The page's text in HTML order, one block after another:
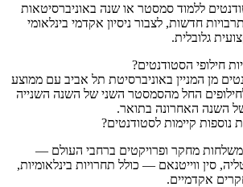
ללמוד סמסטר או שנה באוניברסיטאות
חדשות, לצבור ניסיון אקדמי בינלאומי
גלובלית.
חילופי הסטודנטים?
מן המניין באוניברסיטת תל אביב עם ממוצע
לחילופים החל מהסמסטר השני של השנה השנייה
השנה האחרונה בתואר.
נוספות קיימות לסטודנטים?
מחקר ופרויקטים ברחבי העולם —
סין ווייטנאם — כולל תחרויות בינלאומיות,
אקדמיים.